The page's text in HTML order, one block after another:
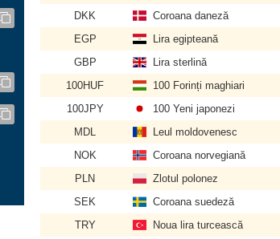
DKK
Coroana daneză
EGP
Lira egipteană
GBP
Lira sterlină
100HUF
100 Forinți maghiari
100JPY
100 Yeni japonezi
MDL
Leul moldovenesc
NOK
Coroana norvegiană
PLN
Zlotul polonez
SEK
Coroana suedeză
TRY
Noua lira turcească